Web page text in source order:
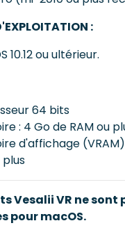
:
10.12 ou ultérieur.
64 bits
: 4 Go de RAM ou
d'affichage (VRAM)
plus
Vesalii VR ne sont
pour macOS.